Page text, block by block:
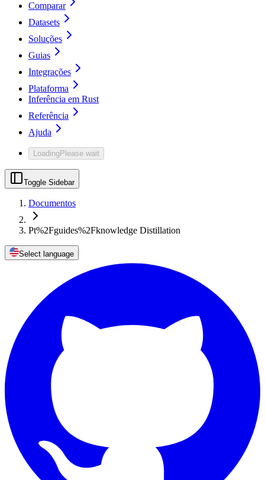
Comparar
Datasets
Soluções
Guias
Integrações
Plataforma
Inferência em Rust
Referência
Ajuda
LoadingPlease wait
Toggle Sidebar
Documentos
Pt%2Fguides%2Fknowledge Distillation
Select language